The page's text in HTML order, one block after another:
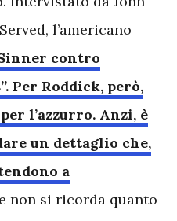
l’americano
contro
Per Roddick, però,
l’azzurro. Anzi, è
un dettaglio che,
a
non si ricorda quanto